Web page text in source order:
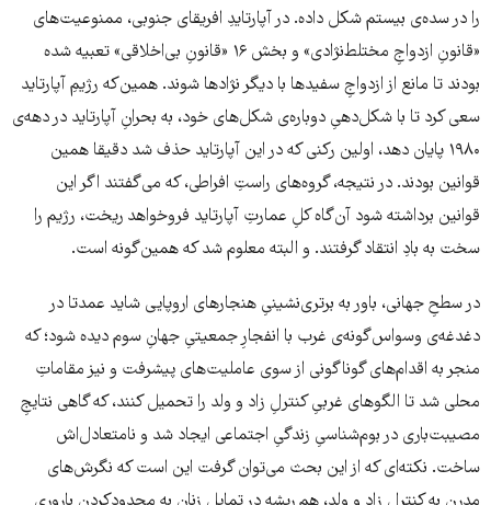
را در سده‌ی بیستم شکل داده. در آپارتایدِ افریقای جنوبی، ممنوعیت‌های
«قانونِ ازدواجِ مختلط‌نژادی» و بخش ۱۶ «قانونِ بی‌اخلاقی» تعبیه شده
بودند تا مانع از ازدواجِ سفیدها با دیگر نژادها شوند. همین‌که رژیمِ آپارتاید
سعی کرد تا با شکل‌دهیِ دوباره‌ی شکل‌های خود، به بحرانِ آپارتاید در دهه‌ی
۱۹۸۰ پایان دهد، اولین رکنی که در این آپارتاید حذف شد دقیقا همین
قوانین بودند. در نتیجه، گروه‌های راستِ افراطی، که می‌گفتند اگر این
قوانین برداشته شود آن‌گاه کلِ عمارتِ آپارتاید فروخواهد ریخت، رژیم را
سخت به بادِ انتقاد گرفتند. و البته معلوم شد که همین‌گونه است.
در سطحِ جهانی، باور به برتری‌نشینیِ هنجارهای اروپایی شاید عمدتا در
دغدغه‌ی وسواس‌گونه‌ی غرب با انفجارِ جمعیتیِ جهانِ سوم دیده شود؛ که
منجر به اقدام‌های گوناگونی از سوی عاملیت‌های پیشرفت و نیز مقاماتِ
محلی شد تا الگوهای غربیِ کنترلِ زاد و ولد را تحمیل کنند، که گاهی نتایجِ
مصیبت‌باری در بوم‌شناسیِ زندگیِ اجتماعی ایجاد شد و نامتعادل‌اش
ساخت. نکته‌ای که از این بحث می‌توان گرفت این است که نگرش‌های